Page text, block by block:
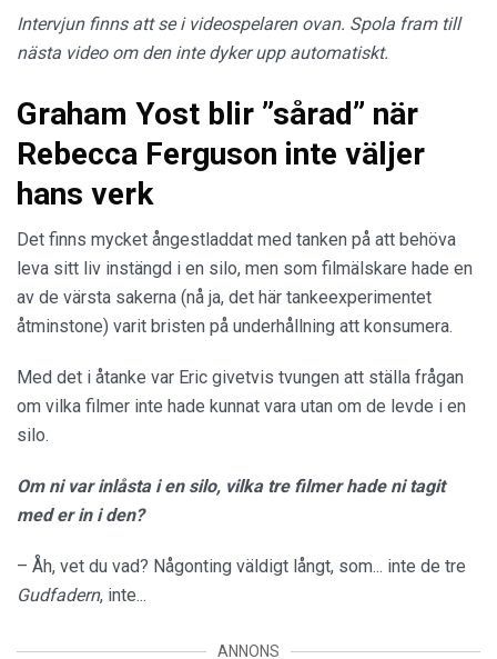
Intervjun finns att se i videospelaren ovan. Spola fram till
nästa video om den inte dyker upp automatiskt.
Graham Yost blir ”sårad” när
Rebecca Ferguson inte väljer
hans verk
Det finns mycket ångestladdat med tanken på att behöva
leva sitt liv instängd i en silo, men som filmälskare hade en
av de värsta sakerna (nå ja, det här tankeexperimentet
åtminstone) varit bristen på underhållning att konsumera.
Med det i åtanke var Eric givetvis tvungen att ställa frågan
om vilka filmer inte hade kunnat vara utan om de levde i en
silo.
Om ni var inlåsta i en silo, vilka tre filmer hade ni tagit
med er in i den?
– Åh, vet du vad? Någonting väldigt långt, som... inte de tre
Gudfadern, inte...
ANNONS